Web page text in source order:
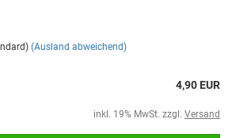
(Ausland abweichend)
4,90 EUR
inkl. 19% MwSt. zzgl. Versand